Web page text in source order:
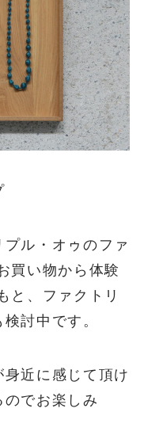
ル・オゥのファ
買い物から体験
と、ファクトリ
討中です。
近に感じて頂け
でお楽しみ